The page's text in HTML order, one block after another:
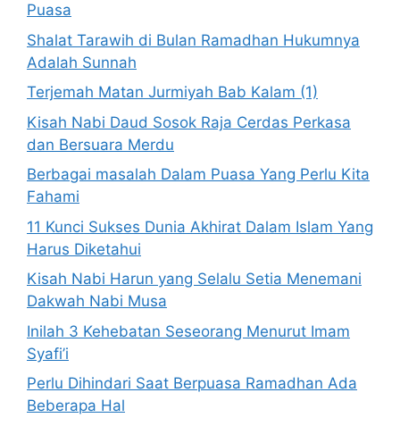
Puasa
Shalat Tarawih di Bulan Ramadhan Hukumnya
Adalah Sunnah
Terjemah Matan Jurmiyah Bab Kalam (1)
Kisah Nabi Daud Sosok Raja Cerdas Perkasa
dan Bersuara Merdu
Berbagai masalah Dalam Puasa Yang Perlu Kita
Fahami
11 Kunci Sukses Dunia Akhirat Dalam Islam Yang
Harus Diketahui
Kisah Nabi Harun yang Selalu Setia Menemani
Dakwah Nabi Musa
Inilah 3 Kehebatan Seseorang Menurut Imam
Syafi’i
Perlu Dihindari Saat Berpuasa Ramadhan Ada
Beberapa Hal